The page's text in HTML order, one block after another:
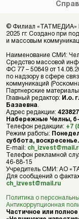
© Филиал «ТАТМЕДИА»
2025 гг. Создано при
и массовым
Наименование СМИ:
Средство массовой
ФС 77 – 50849 от
по надзору в сфере
коммуникаций
Партнерские
Главный редактор: И.о.
Базаевна
Адрес редакции:
Набережные Челны,
Телефон редакции: +7
Режим работы:
суббота, воскресенье.
E-mail:
Телефон рекламной
46-88-15
Учредитель СМИ: АО
Для сообщений о
ch_izvest@mail.ru
Политика о
Антикоррупционная
Частичное или